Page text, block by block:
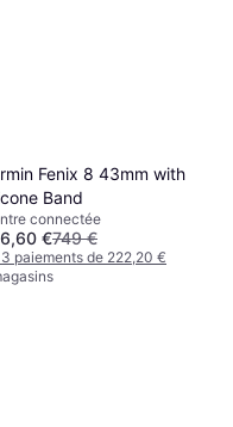
Fenix 8 43mm with
Band
connectée
€749 €
paiements de 222,20 €